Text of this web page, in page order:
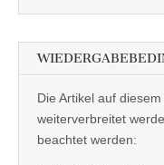
Die Artikel auf
weiterverbreitet
beachtet werden: